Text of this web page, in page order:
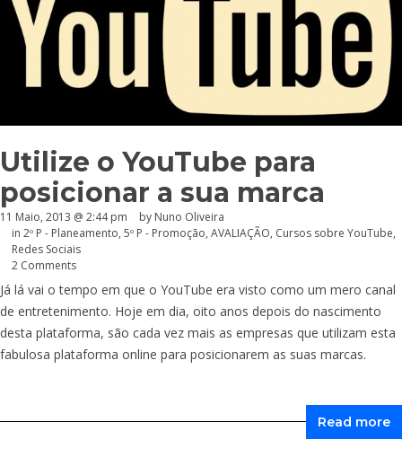
Utilize o YouTube para
posicionar a sua marca
11 Maio, 2013 @ 2:44 pm
by Nuno Oliveira
in 2º P - Planeamento, 5º P - Promoção, AVALIAÇÃO, Cursos sobre YouTube,
Redes Sociais
2 Comments
Já lá vai o tempo em que o YouTube era visto como um mero canal
de entretenimento. Hoje em dia, oito anos depois do nascimento
desta plataforma, são cada vez mais as empresas que utilizam esta
fabulosa plataforma online para posicionarem as suas marcas.
Read more